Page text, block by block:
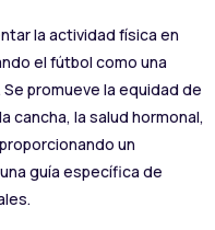
la actividad física en
el fútbol como una
promueve la equidad de
cancha, la salud hormonal,
un
guía específica de